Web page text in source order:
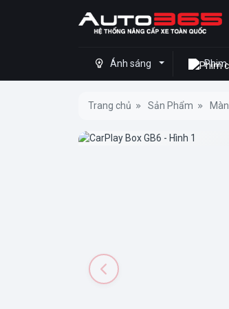
Ánh sáng Phim
Trang chủ Sản Phẩm